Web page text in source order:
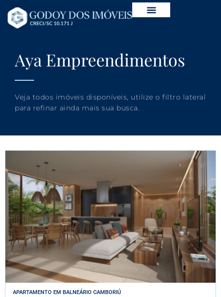
Aya Empreendimentos
Veja todos imóveis disponíveis, utilize o filtro lateral
para refinar ainda mais sua busca.
APARTAMENTO EM BALNEÁRIO CAMBORIÚ